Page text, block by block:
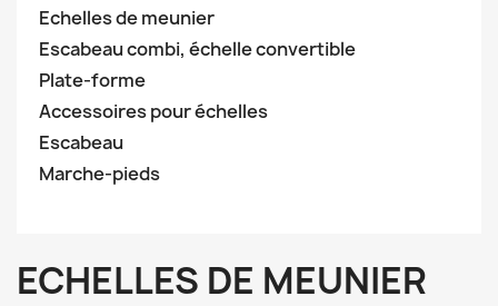
Echelles de meunier
Escabeau combi, échelle convertible
Plate-forme
Accessoires pour échelles
Escabeau
Marche-pieds
ECHELLES DE MEUNIER